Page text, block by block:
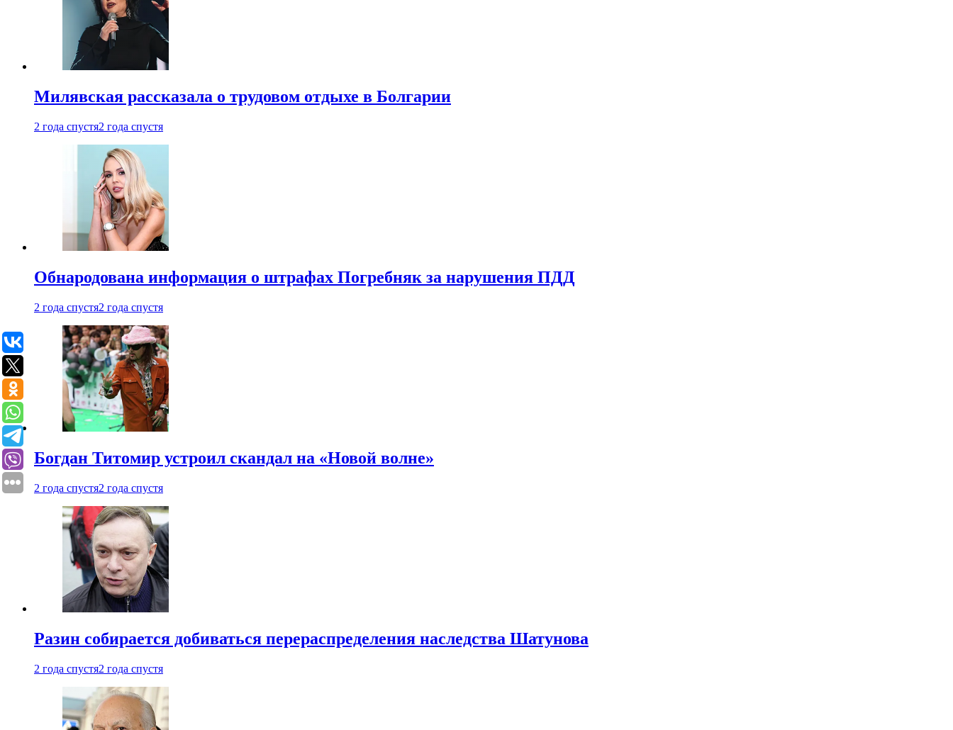
Милявская рассказала о трудовом отдыхе в Болгарии
2 года спустя2 года спустя
Обнародована информация о штрафах Погребняк за нарушения ПДД
2 года спустя2 года спустя
Богдан Титомир устроил скандал на «Новой волне»
2 года спустя2 года спустя
Разин собирается добиваться перераспределения наследства Шатунова
2 года спустя2 года спустя